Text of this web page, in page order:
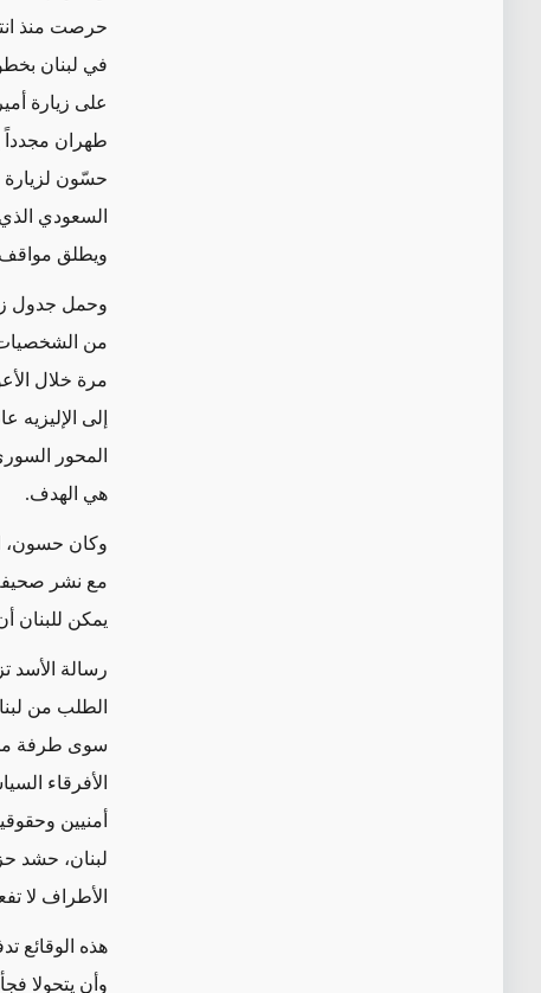
حرصت منذ
في لبنان
على زيارة
طهران مجدداً
السعودي
ويطلق مواقف
وحمل جدول
من الشخصيات
مرة خلال
المحور
هي الهدف.
وكان حسون،
مع نشر صحيفة
يمكن للبنان
الطلب من
سوى طرفة من
أمنيين
لبنان، حشد
الأطراف لا
هذه الوقائع
وأن يتحولا